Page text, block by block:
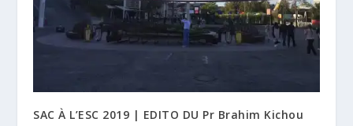
SAC À L’ESC 2019 | EDITO DU Pr Brahim Kichou